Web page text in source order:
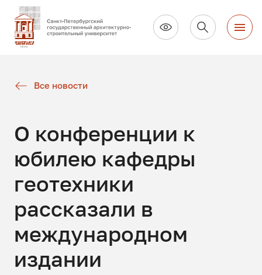
Все новости
О конференции к
юбилею кафедры
геотехники
рассказали в
международном
издании